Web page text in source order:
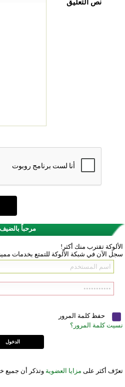
نص التعليق
مرحباً بالضيف
الألوكة تقترب منك أكثر!
سجل الآن في شبكة الألوكة للتمتع بخدمات
حفظ كلمة المرور
نسيت كلمة المرور؟
تعرّف أكثر على مزايا العضوية وتذكر أن جميع